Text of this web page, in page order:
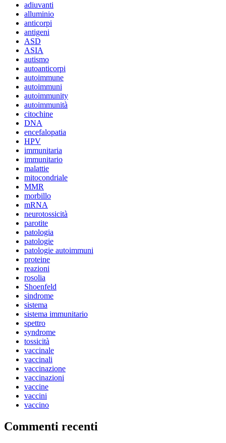
adiuvanti
alluminio
anticorpi
antigeni
ASD
ASIA
autismo
autoanticorpi
autoimmune
autoimmuni
autoimmunity
autoimmunità
citochine
DNA
encefalopatia
HPV
immunitaria
immunitario
malattie
mitocondriale
MMR
morbillo
mRNA
neurotossicità
parotite
patologia
patologie
patologie autoimmuni
proteine
reazioni
rosolia
Shoenfeld
sindrome
sistema
sistema immunitario
spettro
syndrome
tossicità
vaccinale
vaccinali
vaccinazione
vaccinazioni
vaccine
vaccini
vaccino
Commenti recenti